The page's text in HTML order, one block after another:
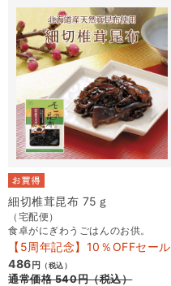
細切椎茸昆布 75ｇ
（宅配便）
食卓がにぎわうごはんのお供。
【5周年記念】10％OFFセール
486 円 （税込）
通常価格540円（税込）